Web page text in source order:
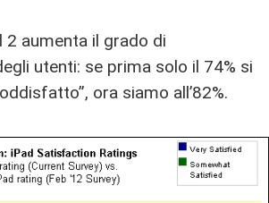
2 aumenta il grado di
utenti: se prima solo il 74% si
ora siamo all’82%.